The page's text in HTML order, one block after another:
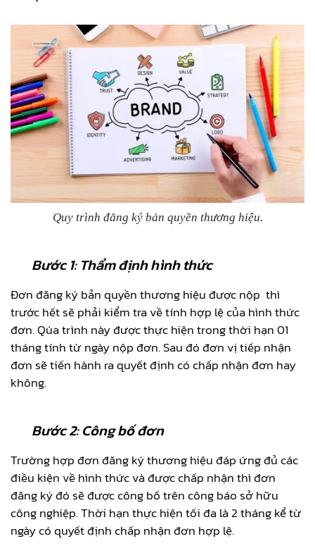
Quy trình đăng ký bản quyền thương hiệu.
Bước 1: Thẩm định hình thức
Đơn đăng ký bản quyền thương hiệu được nộp thì
trước hết sẽ phải kiểm tra về tính hợp lệ của hình thức
đơn. Qúa trình này được thực hiện trong thời hạn 01
tháng tính từ ngày nộp đơn. Sau đó đơn vị tiếp nhận
đơn sẽ tiến hành ra quyết định có chấp nhận đơn hay
không.
Bước 2: Công bố đơn
Trường hợp đơn đăng ký thương hiệu đáp ứng đủ các
điều kiện về hình thức và được chấp nhận thì đơn
đăng ký đó sẽ được công bố trên công báo sở hữu
công nghiệp. Thời hạn thực hiện tối đa là 2 tháng kể từ
ngày có quyết định chấp nhận đơn hợp lệ.